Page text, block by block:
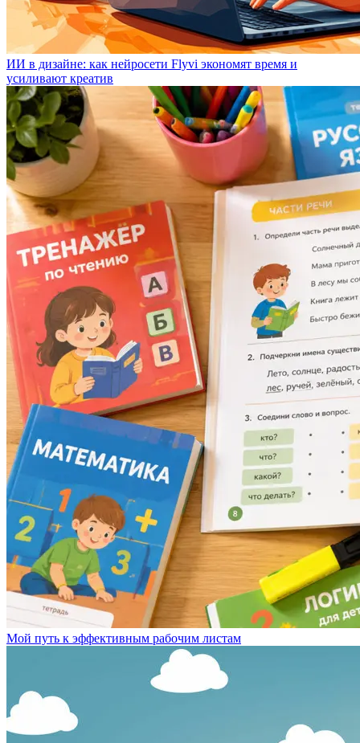
ИИ в дизайне: как нейросети Flyvi экономят время и
усиливают креатив
Мой путь к эффективным рабочим листам